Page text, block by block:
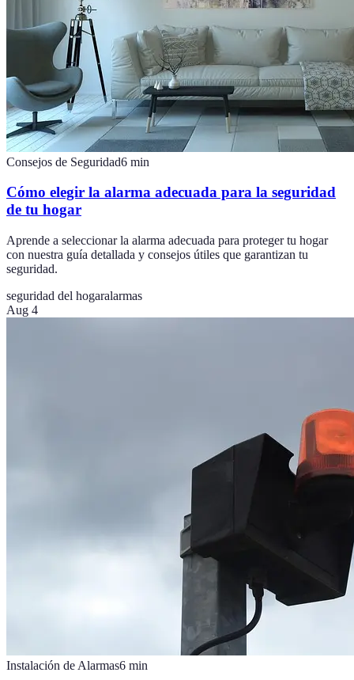
Consejos de Seguridad6 min
Cómo elegir la alarma adecuada para la seguridad
de tu hogar
Aprende a seleccionar la alarma adecuada para proteger tu hogar
con nuestra guía detallada y consejos útiles que garantizan tu
seguridad.
seguridad del hogaralarmas
Aug 4
Instalación de Alarmas6 min